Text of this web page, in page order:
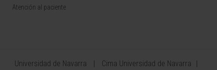
Atención al paciente
Universidad de Navarra
Cima Universidad de Navarra